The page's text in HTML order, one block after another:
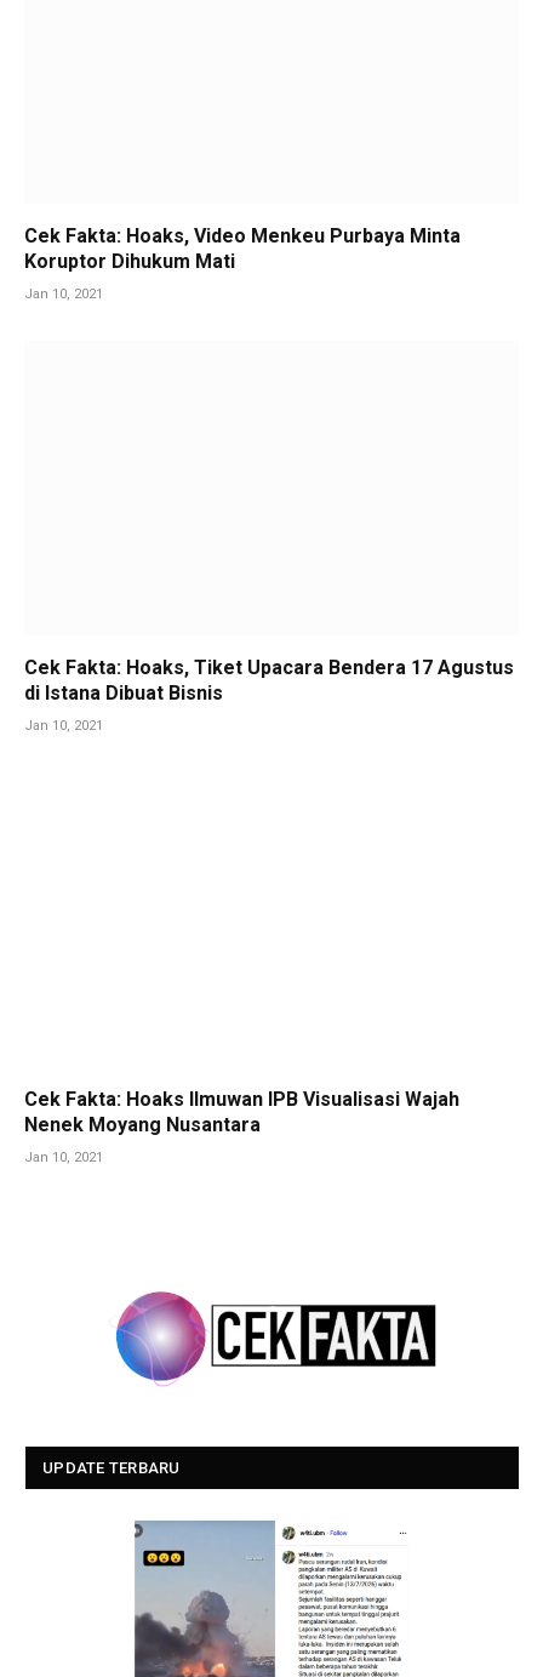
Cek Fakta: Hoaks, Video Menkeu Purbaya Minta
Koruptor Dihukum Mati
Jan 10, 2021
Cek Fakta: Hoaks, Tiket Upacara Bendera 17 Agustus
di Istana Dibuat Bisnis
Jan 10, 2021
Cek Fakta: Hoaks Ilmuwan IPB Visualisasi Wajah
Nenek Moyang Nusantara
Jan 10, 2021
UPDATE TERBARU